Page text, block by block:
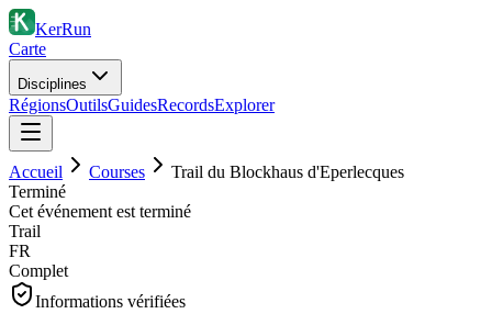
KerRun
Carte
Disciplines
RégionsOutilsGuidesRecordsExplorer
Accueil Courses
Trail du Blockhaus d'Eperlecques
Terminé
Cet événement est terminé
Trail
FR
Complet
Informations vérifiées